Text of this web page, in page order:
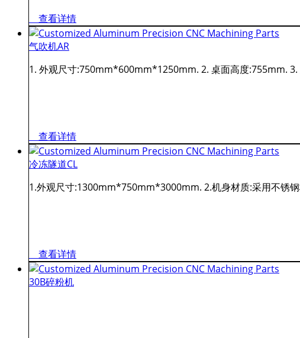
查看详情
气吹机AR
1. 外观尺寸:750mm*600mm*1250mm. 2. 桌面高度:755mm. 3.
查看详情
冷冻隧道CL
1.外观尺寸:1300mm*750mm*3000mm. 2.机身材质:采用不锈
查看详情
30B碎粉机